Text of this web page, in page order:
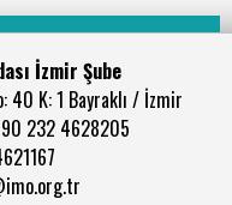
İzmir Şube
40 K: 1 Bayraklı / İzmir
232 4628205